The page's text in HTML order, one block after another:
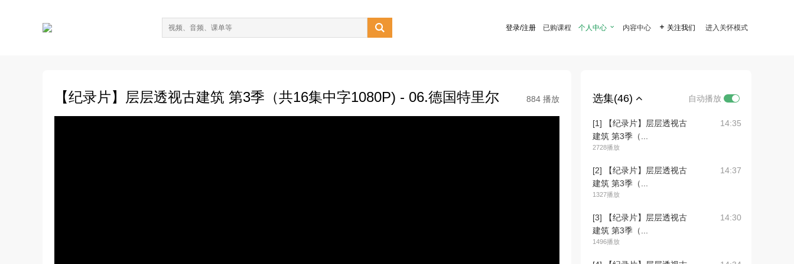
 登录/注册 已购课程 个人中心  内容中心  关注我们 进入关怀模式
【纪录片】层层透视古建筑 第3季（共16集中字1080P) - 06.德国特里尔 884 播放 选集(46) 自动播放
[1] 【纪录片】层层透视古
建筑 第3季（...
2728播放
14:35
[2] 【纪录片】层层透视古
建筑 第3季（...
1327播放
14:37
[3] 【纪录片】层层透视古
建筑 第3季（...
1496播放
14:30